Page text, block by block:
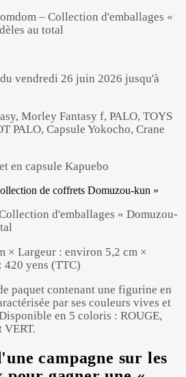
– Collection d'emballages «
au total
vendredi 26 juin 2026 jusqu'à
Morley Fantasy f, PALO, TOYS
PALO, Capsule Yokocho, Crane
en capsule Kapuebo
d'emballages « Domuzou-
× Largeur : environ 5,2 cm ×
420 yens (TTC)
paquet contenant une figurine en
par ses couleurs vives et
en 5 coloris : ROUGE,
VERT.
campagne sur les